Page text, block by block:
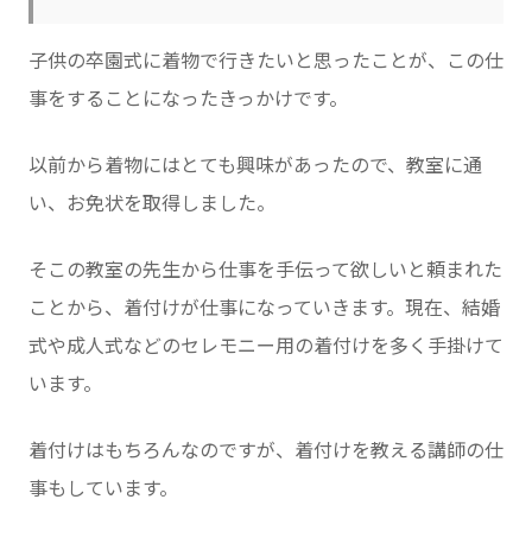
子供の卒園式に着物で行きたいと思ったことが、この仕
事をすることになったきっかけです。
以前から着物にはとても興味があったので、教室に通
い、お免状を取得しました。
そこの教室の先生から仕事を手伝って欲しいと頼まれた
ことから、着付けが仕事になっていきます。現在、結婚
式や成人式などのセレモニー用の着付けを多く手掛けて
います。
着付けはもちろんなのですが、着付けを教える講師の仕
事もしています。